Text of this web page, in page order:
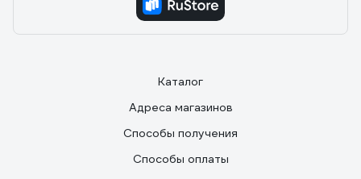
Каталог
Адреса магазинов
Способы получения
Способы оплаты